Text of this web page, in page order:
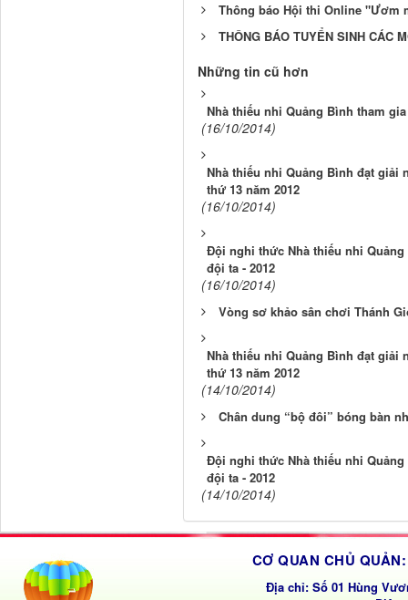
Thông báo Hội thi Online "Ươm
THÔNG BÁO TUYỂN SINH CÁC
Những tin cũ hơn
Nhà thiếu nhi Quảng Bình tham
(16/10/2014)
Nhà thiếu nhi Quảng Bình đạt giải
thứ 13 năm 2012
(16/10/2014)
Đội nghi thức Nhà thiếu nhi
đội ta - 2012
(16/10/2014)
Vòng sơ khảo sân chơi Thánh
Nhà thiếu nhi Quảng Bình đạt giải
thứ 13 năm 2012
(14/10/2014)
Chân dung “bộ đôi” bóng bàn
Đội nghi thức Nhà thiếu nhi
đội ta - 2012
(14/10/2014)
CƠ QUAN CHỦ
Địa chỉ: Số 01 Hùng